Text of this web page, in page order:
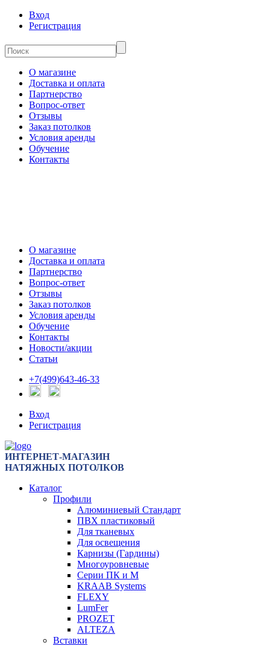
Вход
Регистрация
О магазине
Доставка и оплата
Партнерство
Вопрос-ответ
Отзывы
Заказ потолков
Условия аренды
Обучение
Контакты
О магазине
Доставка и оплата
Партнерство
Вопрос-ответ
Отзывы
Заказ потолков
Условия аренды
Обучение
Контакты
Новости/акции
Статьи
+7(499)643-46-33
Вход
Регистрация
ИНТЕРНЕТ-МАГАЗИН
НАТЯЖНЫХ ПОТОЛКОВ
Каталог
Профили
Алюминиевый Стандарт
ПВХ пластиковый
Для тканевых
Для освещения
Карнизы (Гардины)
Многоуровневые
Серии ПК и М
KRAAB Systems
FLEXY
LumFer
PROZET
ALTEZA
Вставки